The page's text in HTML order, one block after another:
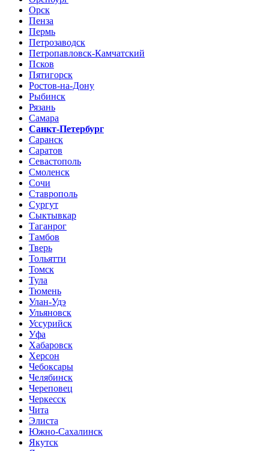
Орск
Пенза
Пермь
Петрозаводск
Петропавловск-Камчатский
Псков
Пятигорск
Ростов-на-Дону
Рыбинск
Рязань
Самара
Санкт-Петербург
Саранск
Саратов
Севастополь
Смоленск
Сочи
Ставрополь
Сургут
Сыктывкар
Таганрог
Тамбов
Тверь
Тольятти
Томск
Тула
Тюмень
Улан-Удэ
Ульяновск
Уссурийск
Уфа
Хабаровск
Херсон
Чебоксары
Челябинск
Череповец
Черкесск
Чита
Элиста
Южно-Сахалинск
Якутск